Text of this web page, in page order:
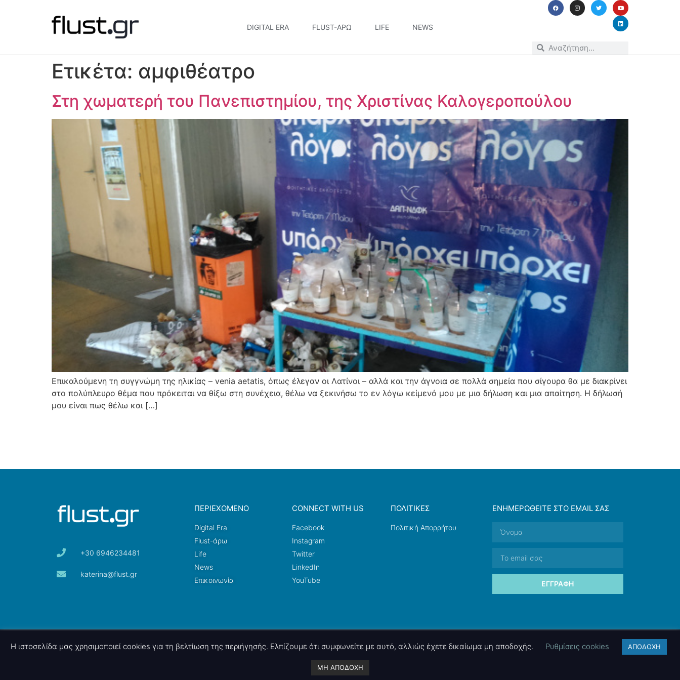
DIGITAL ERA FLUST-ΆΡΩ LIFE NEWS
Ετικέτα: αμφιθέατρο
Στη χωματερή του Πανεπιστημίου, της Χριστίνας Καλογεροπούλου
Επικαλούμενη τη συγγνώμη της ηλικίας – venia aetatis, όπως έλεγαν οι Λατίνοι – αλλά και την άγνοια σε πολλά σημεία που σίγουρα θα με διακρίνει
στο πολύπλευρο θέμα που πρόκειται να θίξω στη συνέχεια, θέλω να ξεκινήσω το εν λόγω κείμενό μου με μια δήλωση και μια απαίτηση. Η δήλωσή
μου είναι πως θέλω και […]
+30 6946234481
katerina@flust.gr
ΠΕΡΙΕΧΟΜΕΝΟ
Digital Era
Flust-άρω
Life
News
Επικοινωνία
CONNECT WITH US
Facebook
Instagram
Twitter
LinkedIn
YouTube
ΠΟΛΙΤΙΚΕΣ
Πολιτική Απορρήτου
ΕΝΗΜΕΡΩΘΕΊΤΕ ΣΤΟ EMAIL ΣΑΣ
ΕΓΓΡΑΦΉ
© 2026 nettings, ltd. All rights reserved.
nettings, ltd . Powered by
Η ιστοσελίδα μας χρησιμοποιεί cookies για τη βελτίωση της περιήγησής. Ελπίζουμε ότι συμφωνείτε με αυτό, αλλιώς έχετε δικαίωμα μη αποδοχής. Ρυθμίσεις cookies ΑΠΟΔΟΧΗ
ΜΗ ΑΠΟΔΟΧΗ